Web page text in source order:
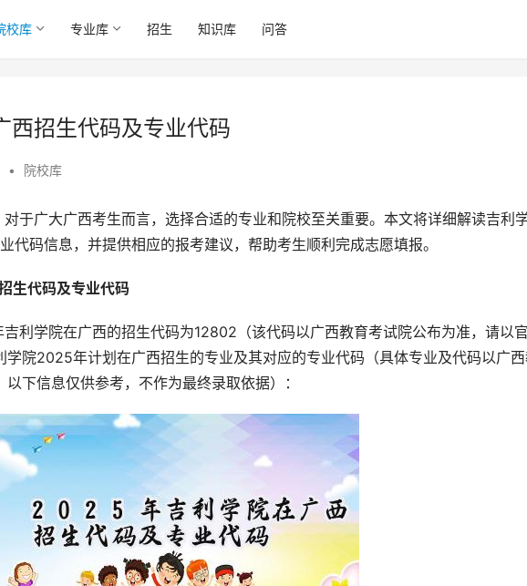
校库 专业库 招生 知识库 问答
招生代码及专业代码
• 院校库
代码信息，并提供相应的报考建议，帮助考生顺利完成志愿填报。
生代码及专业代码
学院2025年计划在广西招生的专业及其对应的专业代码（具体专业及代码以广
下信息仅供参考，不作为最终录取依据）：